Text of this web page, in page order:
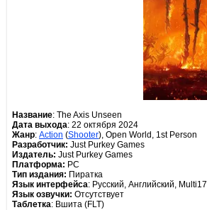
Название: The Axis Unseen
Дата выхода: 22 октября 2024
Жанр: Action (Shooter), Open World, 1st Person
Разработчик: Just Purkey Games
Издатель: Just Purkey Games
Платформа: PC
Тип издания: Пиратка
Язык интерфейса: Русский, Английский, Multi17
Язык озвучки: Отсутствует
Таблетка: Вшита (FLT)